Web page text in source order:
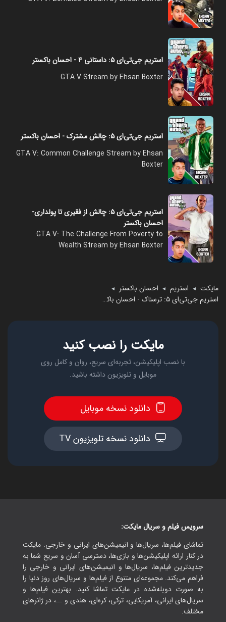
استریم جی‌تی‌ای ۵: داستانی ۴ - احسان باکستر
GTA V Stream by Ehsan Boxter
استریم جی‌تی‌ای ۵: چالش مشترک - احسان باکستر
GTA V: Common Challenge Stream by Ehsan
Boxter
استریم جی‌تی‌ای ۵: چالش از فقیری تا پولداری-
احسان باکستر
GTA V: The Challenge From Poverty to
Wealth Stream by Ehsan Boxter
مایکت ◄ استریم ◄ احسان باکستر ◄
استریم جی‌تی‌ای ۵: ترسناک - احسان باکستر
مایکت را نصب کنید
با نصب اپلیکیشن، تجربه‌ای سریع، روان و کامل روی
موبایل و تلویزیون داشته باشید.
دانلود نسخه موبایل
دانلود نسخه تلویزیون TV
سرویس فیلم و سریال مایکت:
تماشای فیلم‌ها، سریال‌ها و انیمیشن‌های ایرانی و خارجی. مایکت
در کنار ارائه اپلیکیشن‌ها و بازی‌ها، دسترسی آسان و سریع شما به
جدیدترین فیلم‌ها، سریال‌ها و انیمیشن‌های ایرانی و خارجی را
فراهم می‌کند. مجموعه‌ای متنوع از فیلم‌ها و سریال‌های روز دنیا را
به صورت دوبله‌شده در مایکت تماشا کنید. بهترین فیلم‌ها و
سریال‌های ایرانی، آمریکایی، ترکی، کره‌ای، هندی و ...، در ژانرهای
مختلف.